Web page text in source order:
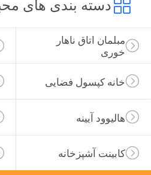
دسته بندی های
مبلمان اتاق ناهار
خوری
خانه کپسول فضایی
هالیوود آیینه
کابینت آشپزخانه